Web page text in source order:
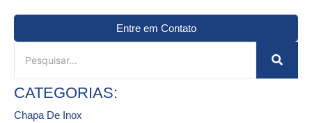
Entre em Contato
CATEGORIAS:
Chapa De Inox